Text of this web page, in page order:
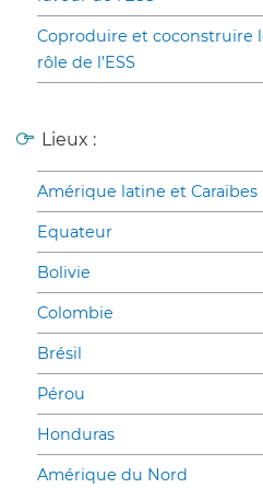
Coproduire et coconstruire
rôle de l’ESS
Lieux :
Amérique latine et Caraïbes
Equateur
Bolivie
Colombie
Brésil
Pérou
Honduras
Amérique du Nord